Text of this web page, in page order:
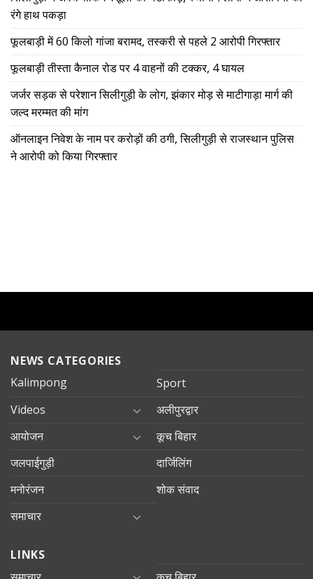
रंगे हाथ पकड़ा
फूलबाड़ी में 60 किलो गांजा बरामद, तस्करी से पहले 2 आरोपी गिरफ्तार
फूलबाड़ी तीस्ता कैनाल रोड पर 4 वाहनों की टक्कर, 4 घायल
जर्जर सड़क से परेशान सिलीगुड़ी के लोग, झंकार मोड़ से माटीगाड़ा मार्ग की
जल्द मरम्मत की मांग
ऑनलाइन निवेश के नाम पर करोड़ों की ठगी, सिलीगुड़ी से राजस्थान पुलिस
ने आरोपी को किया गिरफ्तार
NEWS CATEGORIES
Kalimpong
Sport
Videos
अलीपुरद्वार
आयोजन
कूच बिहार
जलपाईगुड़ी
दार्जिलिंग
मनोरंजन
शोक संवाद
समाचार
LINKS